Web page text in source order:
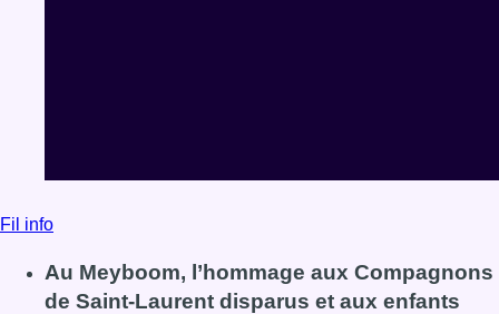
Fil info
Au Meyboom, l’hommage aux Compagnons
de Saint-Laurent disparus et aux enfants